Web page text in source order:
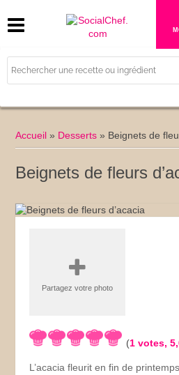
Accueil » Desserts » Beignets de
Beignets de fleurs
Partagez votre photo
(1 votes,
L’acacia fleurit en fin de